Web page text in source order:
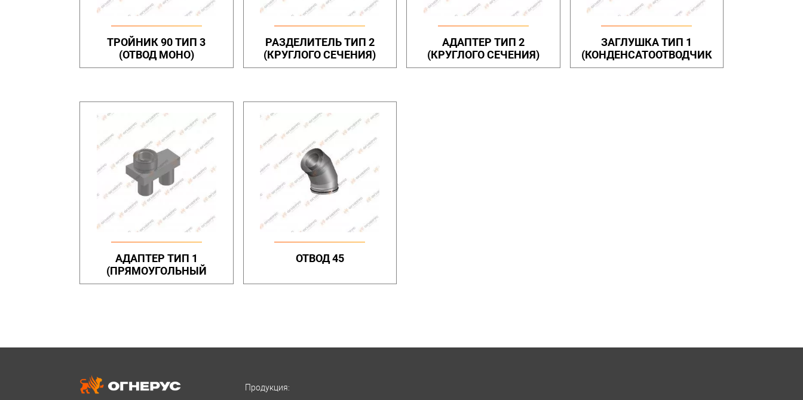
ТРОЙНИК 90 ТИП 3
(ОТВОД МОНО)
РАЗДЕЛИТЕЛЬ ТИП 2
(КРУГЛОГО СЕЧЕНИЯ)
АДАПТЕР ТИП 2
(КРУГЛОГО СЕЧЕНИЯ)
ЗАГЛУШКА ТИП 1
(КОНДЕНСАТООТВОДЧИК
ВЕРТ.)
АДАПТЕР ТИП 1
(ПРЯМОУГОЛЬНЫЙ
КОРОБ)
ОТВОД 45
Продукция: